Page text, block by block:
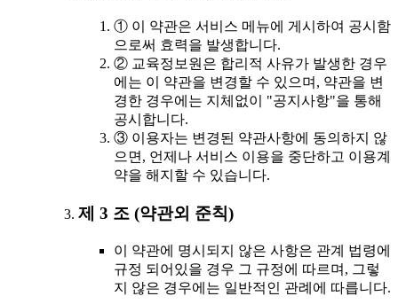
① 이 약관은 서비스 메뉴에 게시하여 공시함
으로써 효력을 발생합니다.
② 교육정보원은 합리적 사유가 발생한 경우
에는 이 약관을 변경할 수 있으며, 약관을 변
경한 경우에는 지체없이 "공지사항"을 통해
공시합니다.
③ 이용자는 변경된 약관사항에 동의하지 않
으면, 언제나 서비스 이용을 중단하고 이용계
약을 해지할 수 있습니다.
제 3 조 (약관외 준칙)
이 약관에 명시되지 않은 사항은 관계 법령에
규정 되어있을 경우 그 규정에 따르며, 그렇
지 않은 경우에는 일반적인 관례에 따릅니다.